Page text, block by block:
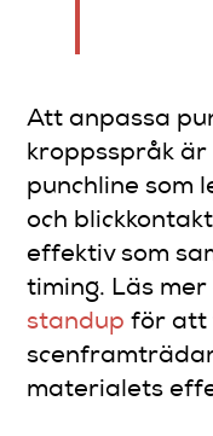
Att anpassa
kroppsspråk
punchline som
och
effektiv som
timing. Läs mer
standup för att
materialets